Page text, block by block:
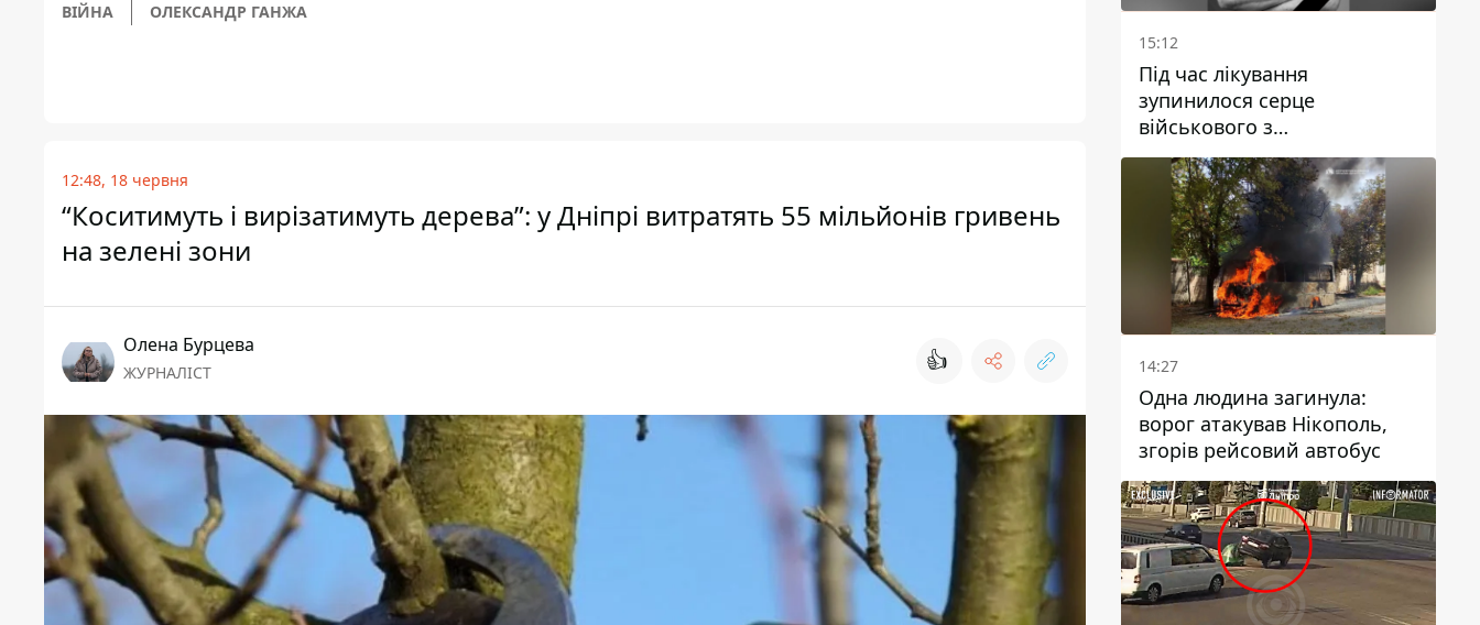
ВІЙНА ОЛЕКСАНДР ГАНЖА
12:48, 18 червня
“Коситимуть і вирізатимуть дерева”: у Дніпрі витратять 55 мільйонів гривень
на зелені зони
Олена Бурцева
ЖУРНАЛІСТ 👍
15:12
Під час лікування
зупинилося серце
військового з
Дніпропетровської області
Ростислава Лупашка
14:27
Одна людина загинула:
ворог атакував Нікополь,
згорів рейсовий автобус